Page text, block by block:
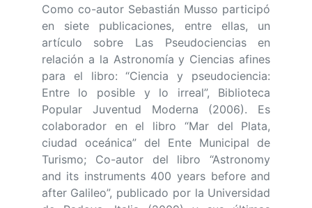
Como co-autor Sebastián Musso participó
en siete publicaciones, entre ellas, un
artículo sobre Las Pseudociencias en
relación a la Astronomía y Ciencias afines
para el libro: “Ciencia y pseudociencia:
Entre lo posible y lo irreal”, Biblioteca
Popular Juventud Moderna (2006). Es
colaborador en el libro “Mar del Plata,
ciudad oceánica” del Ente Municipal de
Turismo; Co-autor del libro “Astronomy
and its instruments 400 years before and
after Galileo”, publicado por la Universidad